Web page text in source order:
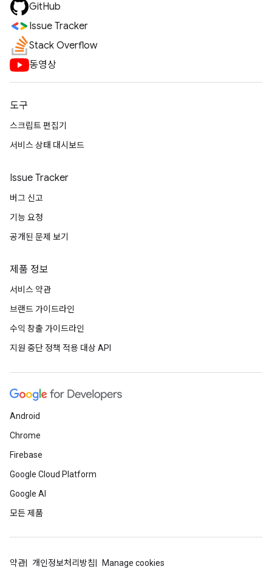
GitHub
Issue Tracker
Stack Overflow
동영상
도구
스크립트 편집기
서비스 상태 대시보드
Issue Tracker
버그 신고
기능 요청
공개된 문제 보기
제품 정보
서비스 약관
브랜드 가이드라인
수익 창출 가이드라인
지원 중단 정책 적용 대상 API
Android
Chrome
Firebase
Google Cloud Platform
Google AI
모든 제품
약관 개인정보처리방침 Manage cookies